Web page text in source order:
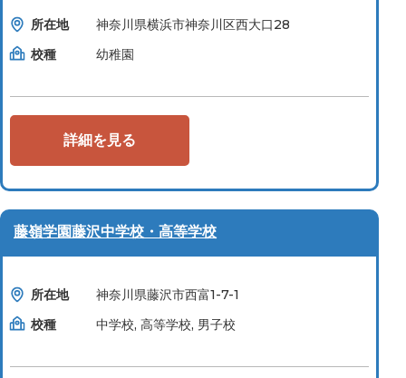
所在地
神奈川県横浜市神奈川区西大口28
校種
幼稚園
詳細を見る
藤嶺学園藤沢中学校・高等学校
所在地
神奈川県藤沢市西富1-7-1
校種
中学校, 高等学校, 男子校